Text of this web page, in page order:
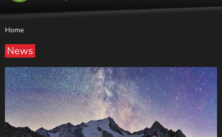
Naturpark
Home
News